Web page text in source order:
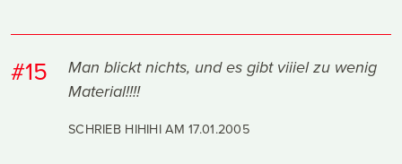
#15
Man blickt nichts, und es gibt viiiel zu wenig
Material!!!!
SCHRIEB HIHIHI AM17.01.2005